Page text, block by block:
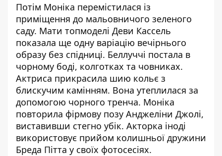
Потім Моніка перемістилася із
приміщення до мальовничого зеленого
саду. Мати топмоделі Деви Кассель
показала ще одну варіацію вечірнього
образу без спідниці. Беллуччі постала в
чорному боді, колготках та човниках.
Актриса прикрасила шию кольє з
блискучим камінням. Вона утеплилася за
допомогою чорного тренча. Моніка
повторила фірмову позу Анджеліни Джолі,
виставивши стегно убік. Акторка іноді
використовує прийом колишньої дружини
Бреда Пітта у своїх фотосесіях.